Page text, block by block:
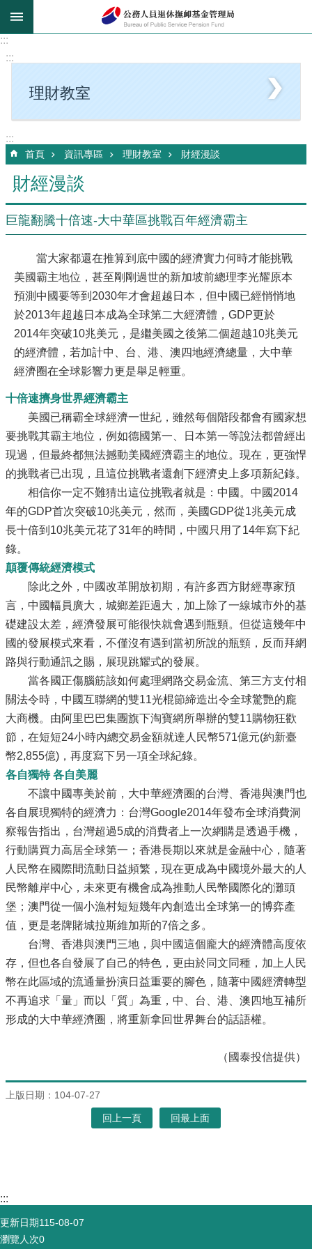
跳到主要內容區塊
:::
:::
理財教室
:::
首頁 資訊專區 理財教室 財經漫談
財經漫談
巨龍翻騰十倍速-大中華區挑戰百年經濟霸主
當大家都還在推算到底中國的經濟實力何時才能挑戰
美國霸主地位，甚至剛剛過世的新加坡前總理李光耀原本
預測中國要等到2030年才會超越日本，但中國已經悄悄地
於2013年超越日本成為全球第二大經濟體，GDP更於
2014年突破10兆美元，是繼美國之後第二個超越10兆美元
的經濟體，若加計中、台、港、澳四地經濟總量，大中華
經濟圈在全球影響力更是舉足輕重。
十倍速擠身世界經濟霸主
美國已稱霸全球經濟一世紀，雖然每個階段都會有國家想
要挑戰其霸主地位，例如德國第一、日本第一等說法都曾經出
現過，但最終都無法撼動美國經濟霸主的地位。現在，更強悍
的挑戰者已出現，且這位挑戰者還創下經濟史上多項新紀錄。
相信你一定不難猜出這位挑戰者就是：中國。中國2014
年的GDP首次突破10兆美元，然而，美國GDP從1兆美元成
長十倍到10兆美元花了31年的時間，中國只用了14年寫下紀
錄。
顛覆傳統經濟模式
除此之外，中國改革開放初期，有許多西方財經專家預
言，中國幅員廣大，城鄉差距過大，加上除了一線城市外的基
礎建設太差，經濟發展可能很快就會遇到瓶頸。但從這幾年中
國的發展模式來看，不僅沒有遇到當初所說的瓶頸，反而拜網
路與行動通訊之賜，展現跳耀式的發展。
當各國正傷腦筋該如何處理網路交易金流、第三方支付相
關法令時，中國互聯網的雙11光棍節締造出令全球驚艷的龐
大商機。由阿里巴巴集團旗下淘寶網所舉辦的雙11購物狂歡
節，在短短24小時內總交易金額就達人民幣571億元(約新臺
幣2,855億)，再度寫下另一項全球紀錄。
各自獨特 各自美麗
不讓中國專美於前，大中華經濟圈的台灣、香港與澳門也
各自展現獨特的經濟力：台灣Google2014年發布全球消費洞
察報告指出，台灣超過5成的消費者上一次網購是透過手機，
行動購買力高居全球第一；香港長期以來就是金融中心，隨著
人民幣在國際間流動日益頻繁，現在更成為中國境外最大的人
民幣離岸中心，未來更有機會成為推動人民幣國際化的灘頭
堡；澳門從一個小漁村短短幾年內創造出全球第一的博弈產
值，更是老牌賭城拉斯維加斯的7倍之多。
台灣、香港與澳門三地，與中國這個龐大的經濟體高度依
存，但也各自發展了自己的特色，更由於同文同種，加上人民
幣在此區域的流通量扮演日益重要的腳色，隨著中國經濟轉型
不再追求「量」而以「質」為重，中、台、港、澳四地互補所
形成的大中華經濟圈，將重新拿回世界舞台的話語權。
（國泰投信提供）
上版日期：104-07-27
回上一頁 回最上面
:::
更新日期115-08-07
瀏覽人次0